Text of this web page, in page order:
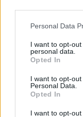
Personal Data
I want to opt-
personal data.
Opted In
I want to opt-
Personal Data.
Opted In
I want to opt-
Esim for Global |